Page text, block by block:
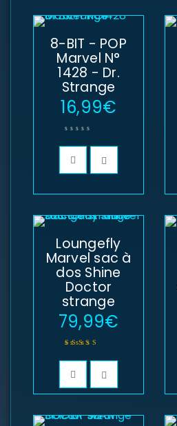
8-BIT - POP
Marvel N°
1428 - Dr.
Strange
16,99€
Loungefly
Marvel sac à
dos Shine
Doctor
strange
79,99€
Note5.00sur 5